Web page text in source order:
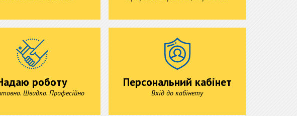
роботу
Швидко. Професійно
Персональний кабінет
Вхід до кабінету